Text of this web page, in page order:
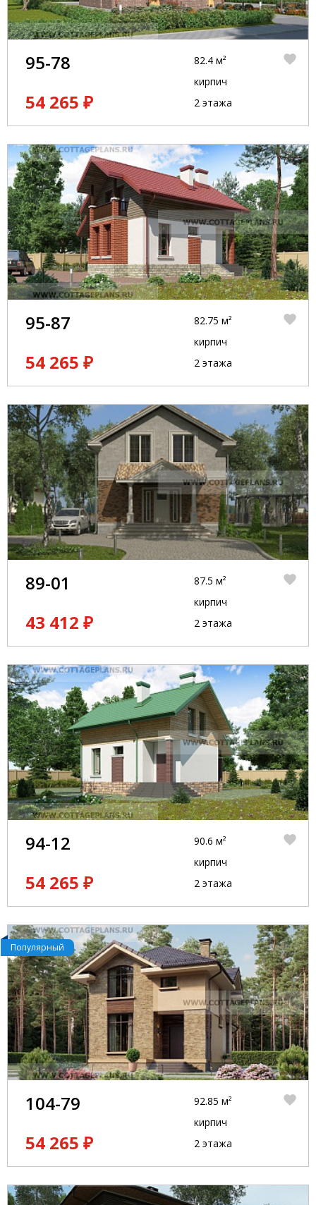
95-78
54 265 ₽
82.4 м²
кирпич
2 этажа
95-87
54 265 ₽
82.75 м²
кирпич
2 этажа
89-01
43 412 ₽
87.5 м²
кирпич
2 этажа
94-12
54 265 ₽
90.6 м²
кирпич
2 этажа
Популярный
104-79
54 265 ₽
92.85 м²
кирпич
2 этажа